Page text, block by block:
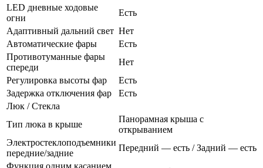
LED дневные ходовые
огни
Есть
Адаптивный дальний свет Нет
Автоматические фары
Есть
Противотуманные фары
спереди
Нет
Регулировка высоты фар
Есть
Задержка отключения фар
Есть
Люк / Стекла
Тип люка в крыше
Панорамная крыша с
открыванием
Электростеклоподъемники
передние/задние
Передний — есть / Задний — есть
Функция одним касанием